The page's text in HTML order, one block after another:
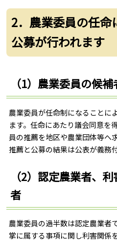
2．農業委員の任命
公募が行われます
（1）農業委員の候補
農業委員が任命制になることに
ます。任命にあたり議会同意を
員の推薦を地区や農業団体等へ
推薦と公募の結果は公表が義務
（2）認定農業者、
者
農業委員の過半数は認定農業者
掌に属する事項に関し利害関係